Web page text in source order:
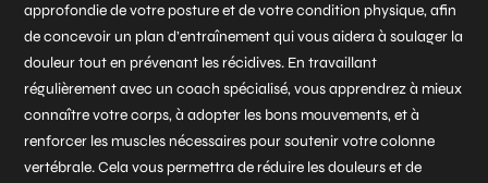
approfondie de votre posture et de votre condition physique, afin
de concevoir un plan d’entraînement qui vous aidera à soulager la
douleur tout en prévenant les récidives. En travaillant
régulièrement avec un coach spécialisé, vous apprendrez à mieux
connaître votre corps, à adopter les bons mouvements, et à
renforcer les muscles nécessaires pour soutenir votre colonne
vertébrale. Cela vous permettra de réduire les douleurs et de